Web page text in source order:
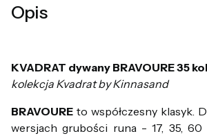
Opis
KVADRAT dywany BRAVOURE 35
kolekcja Kvadrat by Kinnasand
BRAVOURE to współczesny klasyk.
wersjach grubości runa - 17, 35,